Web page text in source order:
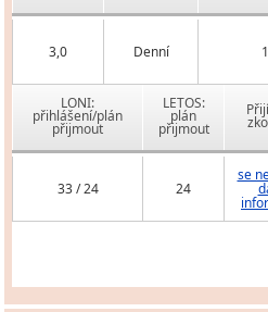
3,0 Denní 1
LONI:
přihlášení/plán
přijmout
LETOS:
plán
přijmout
33 / 24 24
se